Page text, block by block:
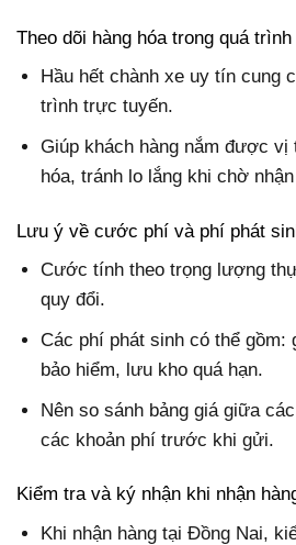
Theo dõi hàng hóa trong quá
Hầu hết chành xe uy tín cung
trình trực tuyến.
Giúp khách hàng nắm được
hóa, tránh lo lắng khi chờ
Lưu ý về cước phí và phí phát
Cước tính theo trọng lượng
quy đổi.
Các phí phát sinh có thể gồm:
bảo hiểm, lưu kho quá hạn.
Nên so sánh bảng giá giữa
các khoản phí trước khi gửi.
Kiểm tra và ký nhận khi nhận
Khi nhận hàng tại Đồng Nai,